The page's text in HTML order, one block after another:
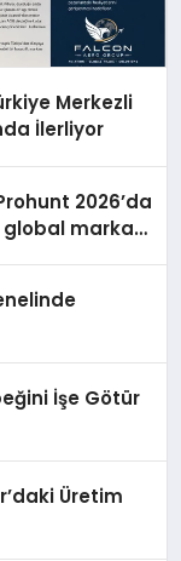
Merkezli
İlerliyor
2026’da
global marka
İşe Götür
Üretim